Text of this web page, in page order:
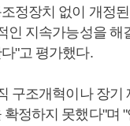
정장치 없이 개정
인 지속가능성을 해
"고 평가했다.
구조개혁이나 장기
확정하지 못했다"며